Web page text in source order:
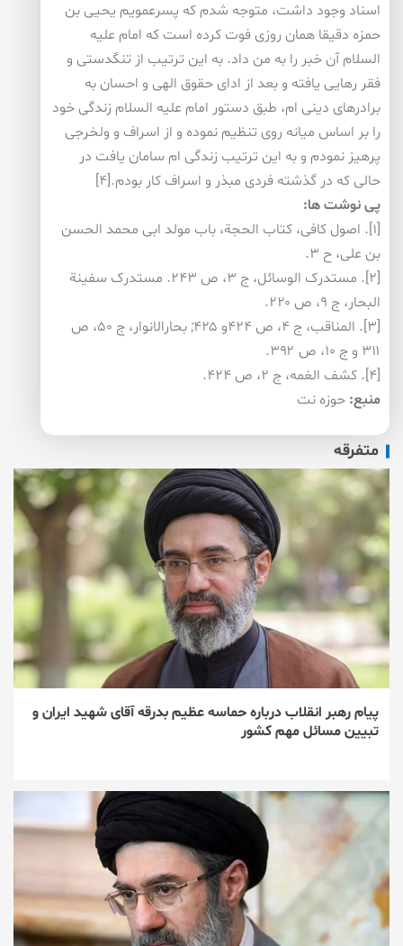
اسناد وجود داشت، متوجه شدم که پسرعمویم یحیی بن
حمزه دقیقا همان روزی فوت کرده است که امام علیه
السلام آن خبر را به من داد. به این ترتیب از تنگدستی و
فقر رهایی یافته و بعد از ادای حقوق الهی و احسان به
برادرهای دینی ام، طبق دستور امام علیه السلام زندگی خود
را بر اساس میانه روی تنظیم نموده و از اسراف و ولخرجی
پرهیز نمودم و به این ترتیب زندگی ام سامان یافت در
حالی که در گذشته فردی مبذر و اسراف کار بودم.[۴]
پی نوشت ها:
[۱]. اصول کافی، کتاب الحجة، باب مولد ابی محمد الحسن
بن علی، ح ۳.
[۲]. مستدرک الوسائل، ج ۳، ص ۲۴۳. مستدرک سفینة
البحار، ج ۹، ص ۲۲۰.
[۳]. المناقب، ج ۴، ص ۴۲۴و ۴۲۵; بحارالانوار، ج ۵۰، ص
۳۱۱ و ج ۱۰، ص ۳۹۲.
[۴]. کشف الغمه، ج ۲، ص ۴۲۴.
منبع: حوزه نت
متفرقه
پیام رهبر انقلاب درباره حماسه عظیم بدرقه آقای شهید ایران و
تبیین مسائل مهم کشور